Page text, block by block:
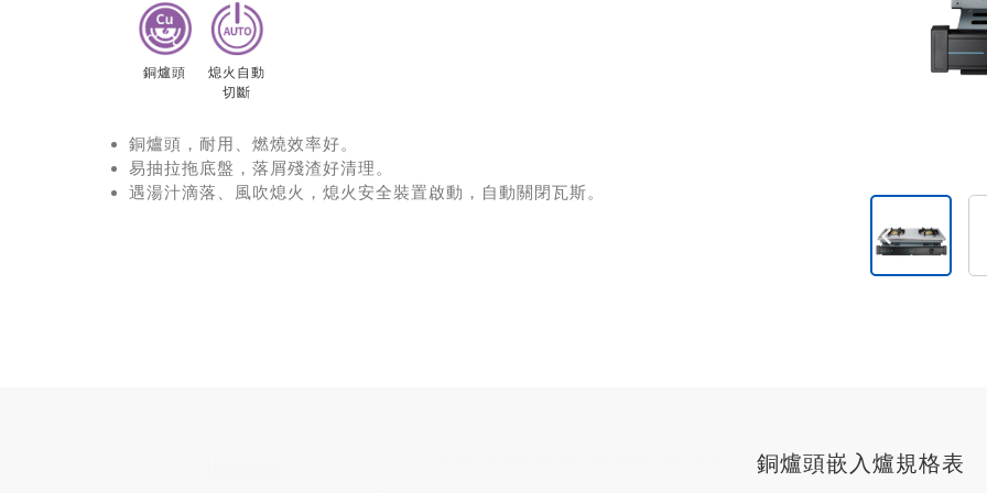
銅爐頭
熄火自動
切斷
銅爐頭，耐用、燃燒效率好。
易抽拉拖底盤，落屑殘渣好清理。
遇湯汁滴落、風吹熄火，熄火安全裝置啟動，自動關閉瓦斯。
銅爐頭嵌入爐規格表